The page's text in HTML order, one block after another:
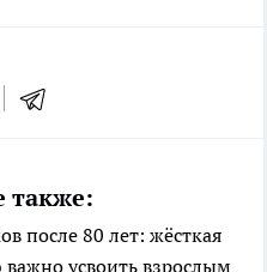
также:
после 80 лет: жёсткая
важно усвоить взрослым